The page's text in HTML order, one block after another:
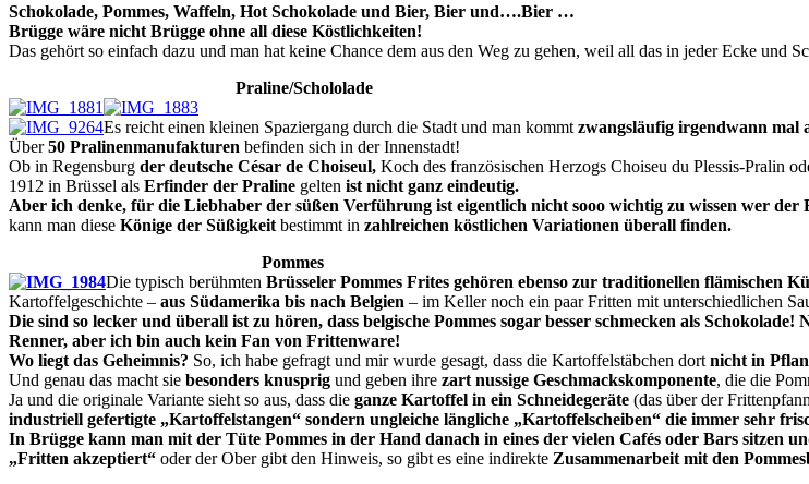
Schokolade, Pommes, Waffeln, Hot Schokolade und Bier, Bier und….Bier …
Brügge wäre nicht Brügge ohne all diese Köstlichkeiten!
Das gehört so einfach dazu und man hat keine Chance dem aus den Weg zu gehen, weil all das in jeder Ecke und
Praline/Schololade
Es reicht einen kleinen Spaziergang durch die Stadt und man kommt zwangsläufig irgendwann mal
Über50 Pralinenmanufakturen befinden sich in der Innenstadt!
Ob in Regensburg der deutsche César de Choiseul, Koch des französischen Herzogs Choiseu du Plessis-Pralin
1912 in Brüssel als Erfinder der Praline gelten ist nicht ganz eindeutig.
Aber ich denke, für die Liebhaber der süßen Verführung ist eigentlich nicht sooo wichtig zu wissen wer
kann man diese Könige der Süßigkeit bestimmt in zahlreichen köstlichen Variationen überall finden.
Pommes
Die typisch berühmten Brüsseler Pommes Frites gehören ebenso zur traditionellen flämischen
Kartoffelgeschichte – aus Südamerika bis nach Belgien – im Keller noch ein paar Fritten mit unterschiedlichen
Die sind so lecker und überall ist zu hören, dass belgische Pommes sogar besser schmecken als
Renner, aber ich bin auch kein Fan von Frittenware!
Wo liegt das Geheimnis? So, ich habe gefragt und mir wurde gesagt, dass die Kartoffelstäbchen dort nicht in
Und genau das macht sie besonders knusprig und geben ihre zart nussige Geschmackskomponente, die die
Ja und die originale Variante sieht so aus, dass die ganze Kartoffel in ein Schneidegeräte (das über der
industriell gefertigte „Kartoffelstangen“ sondern ungleiche längliche „Kartoffelscheiben“ die immer sehr
In Brügge kann man mit der Tüte Pommes in der Hand danach in eines der vielen Cafés oder Bars sitzen
„Fritten akzeptiert“ oder der Ober gibt den Hinweis, so gibt es eine indirekte Zusammenarbeit mit den